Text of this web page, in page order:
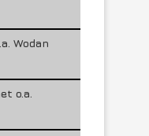
Wodan
o.a.